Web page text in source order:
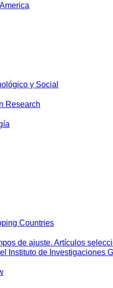
y Social
Research
Countries
de ajuste. Artículos
Instituto de Investigaciones